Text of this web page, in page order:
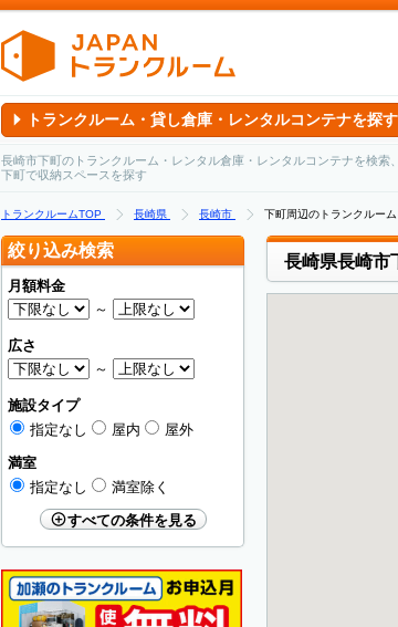
トランクルーム・貸し倉庫・レンタルコンテナを探す
長崎市下町のトランクルーム・レンタル倉庫・レンタルコンテナを検
下町で収納スペースを探す
トランクルームTOP 長崎県 長崎市 下町周辺のトランクルー
長崎県長崎市
絞り込み検索
月額料金
～
広さ
～
施設タイプ
指定なし
屋内
屋外
満室
指定なし
満室除く
すべての条件を見る